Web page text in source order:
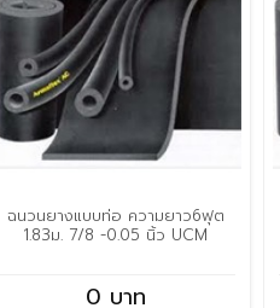
ฉนวนยางแบบท่อ ความยาว6ฟุต
1.83ม. 7/8 -0.05 นิ้ว UCM
0 บาท